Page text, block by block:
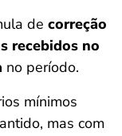
de correção
recebidos no
no período.
mínimos
mas com